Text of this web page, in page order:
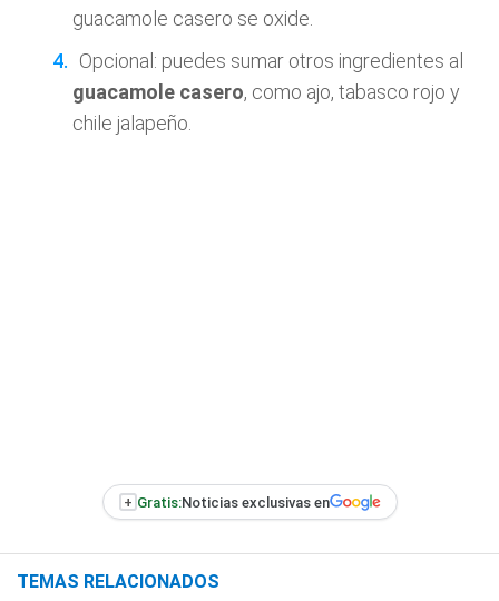
guacamole casero se oxide.
Opcional: puedes sumar otros ingredientes al
guacamole casero, como ajo, tabasco rojo y
chile jalapeño.
+ Gratis:Noticias exclusivas en
TEMAS RELACIONADOS